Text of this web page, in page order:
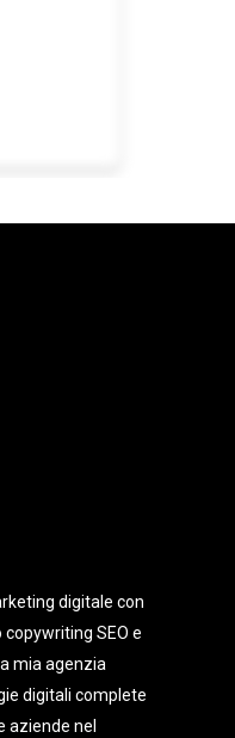
digitale con
SEO e
mia agenzia
digitali complete
aziende nel